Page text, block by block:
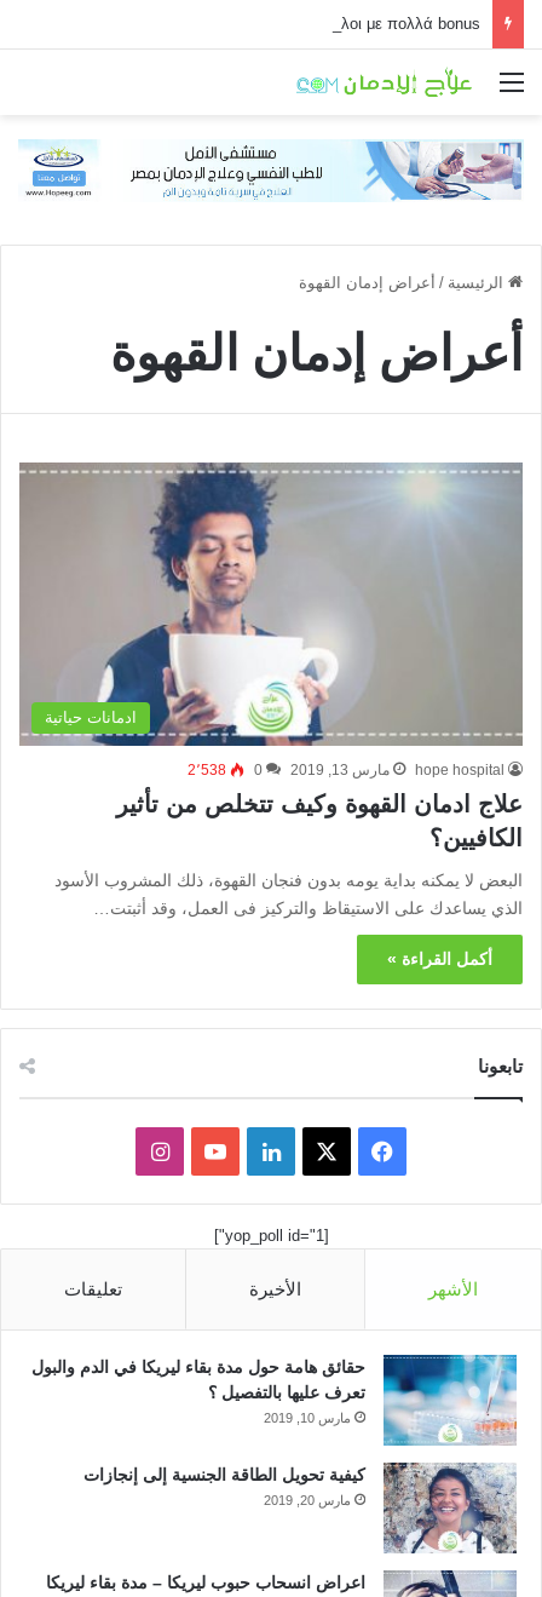
Τα must-try τίτλοι με πολλά bonus
القائمة
الرئيسية / أعراض إدمان القهوة
أعراض إدمان القهوة
ادمانات حياتية
hope hospital مارس 13, 2019 0 2٬538
علاج ادمان القهوة وكيف تتخلص من تأثير
الكافيين؟
البعض لا يمكنه بداية يومه بدون فنجان القهوة، ذلك المشروب الأسود
الذي يساعدك على الاستيقاظ والتركيز فى العمل، وقد أثبتت…
أكمل القراءة »
تابعونا
ي
س
ك
X
ي
ن
ك
إ
Y
o
ن
س
م
[yop_poll id="1"]
الأشهر الأخيرة تعليقات
حقائق هامة حول مدة بقاء ليريكا في الدم والبول
تعرف عليها بالتفصيل ؟
مارس 10, 2019
كيفية تحويل الطاقة الجنسية إلى إنجازات
مارس 20, 2019
اعراض انسحاب حبوب ليريكا – مدة بقاء ليريكا